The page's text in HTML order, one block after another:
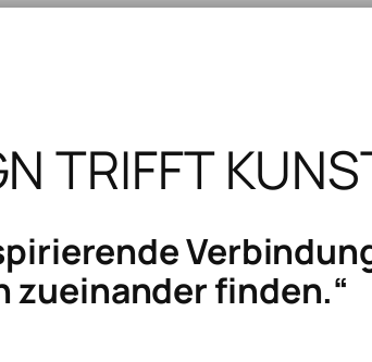
TRIFFT
zueinander finden.“